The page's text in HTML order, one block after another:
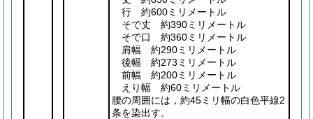
行 約600ミリメートル
そで丈 約390ミリメートル
そで口 約360ミリメートル
肩幅 約290ミリメートル
後幅 約273ミリメートル
前幅 約200ミリメートル
えり幅 約60ミリメートル
腰の周囲には，約45ミリ幅の白色平線2
条を染出す。